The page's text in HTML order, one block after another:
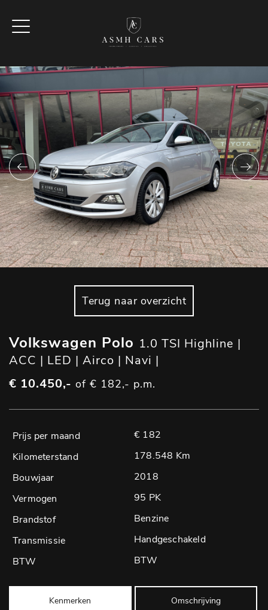
Terug naar overzicht
Volkswagen Polo 1.0 TSI Highline |
ACC | LED | Airco | Navi |
€ 10.450,- of € 182,- p.m.
€ 182
178.548 Km
2018
95 PK
Benzine
Handgeschakeld
BTW
Kenmerken Omschrijving